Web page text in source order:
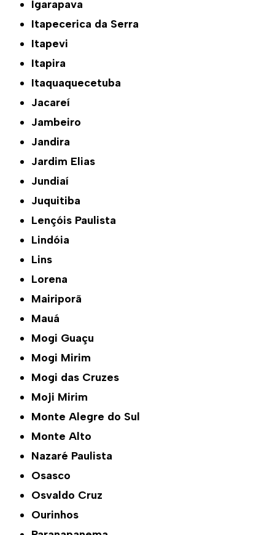
Igarapava
Itapecerica da Serra
Itapevi
Itapira
Itaquaquecetuba
Jacareí
Jambeiro
Jandira
Jardim Elias
Jundiaí
Juquitiba
Lençóis Paulista
Lindóia
Lins
Lorena
Mairiporã
Mauá
Mogi Guaçu
Mogi Mirim
Mogi das Cruzes
Moji Mirim
Monte Alegre do Sul
Monte Alto
Nazaré Paulista
Osasco
Osvaldo Cruz
Ourinhos